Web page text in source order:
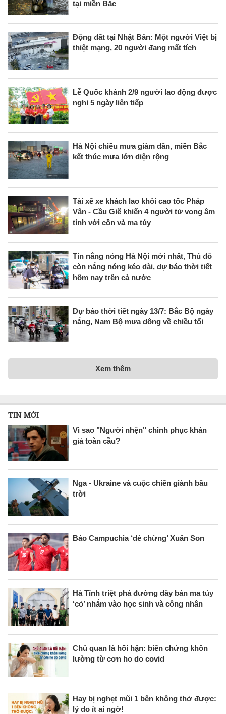
tại miền Bắc
Động đất tại Nhật Bản: Một người Việt bị
thiệt mạng, 20 người đang mất tích
Lễ Quốc khánh 2/9 người lao động được
nghỉ 5 ngày liên tiếp
Hà Nội chiều mưa giảm dần, miền Bắc
kết thúc mưa lớn diện rộng
Tài xế xe khách lao khỏi cao tốc Pháp
Vân - Cầu Giẽ khiến 4 người tử vong âm
tính với cồn và ma túy
Tin nắng nóng Hà Nội mới nhất, Thủ đô
còn nắng nóng kéo dài, dự báo thời tiết
hôm nay trên cả nước
Dự báo thời tiết ngày 13/7: Bắc Bộ ngày
nắng, Nam Bộ mưa dông về chiều tối
Xem thêm
TIN MỚI
Vì sao "Người nhện" chinh phục khán
giả toàn cầu?
Nga - Ukraine và cuộc chiến giành bầu
trời
Báo Campuchia ‘dè chừng’ Xuân Son
Hà Tĩnh triệt phá đường dây bán ma túy
‘cỏ’ nhắm vào học sinh và công nhân
Chủ quan là hối hận: biến chứng khôn
lường từ cơn ho do covid
Hay bị nghẹt mũi 1 bên không thở được:
lý do ít ai ngờ!